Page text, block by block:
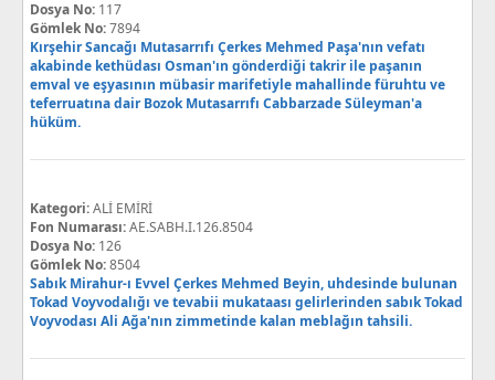
Dosya No: 117
Gömlek No:7894
Kırşehir Sancağı Mutasarrıfı Çerkes Mehmed Paşa'nın vefatı
akabinde kethüdası Osman'ın gönderdiği takrir ile paşanın
emval ve eşyasının mübasir marifetiyle mahallinde füruhtu ve
teferruatına dair Bozok Mutasarrıfı Cabbarzade Süleyman'a
hüküm.
Kategori:ALİ EMİRİ
Fon Numarası:AE.SABH.I.126.8504
Dosya No: 126
Gömlek No:8504
Sabık Mirahur-ı Evvel Çerkes Mehmed Beyin, uhdesinde bulunan
Tokad Voyvodalığı ve tevabii mukataası gelirlerinden sabık Tokad
Voyvodası Ali Ağa'nın zimmetinde kalan meblağın tahsili.